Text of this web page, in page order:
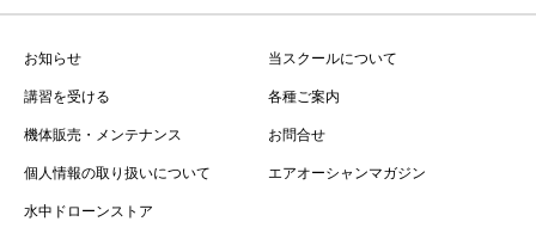
お知らせ
当スクールについて
講習を受ける
各種ご案内
機体販売・メンテナンス
お問合せ
個人情報の取り扱いについて
エアオーシャンマガジン
水中ドローンストア